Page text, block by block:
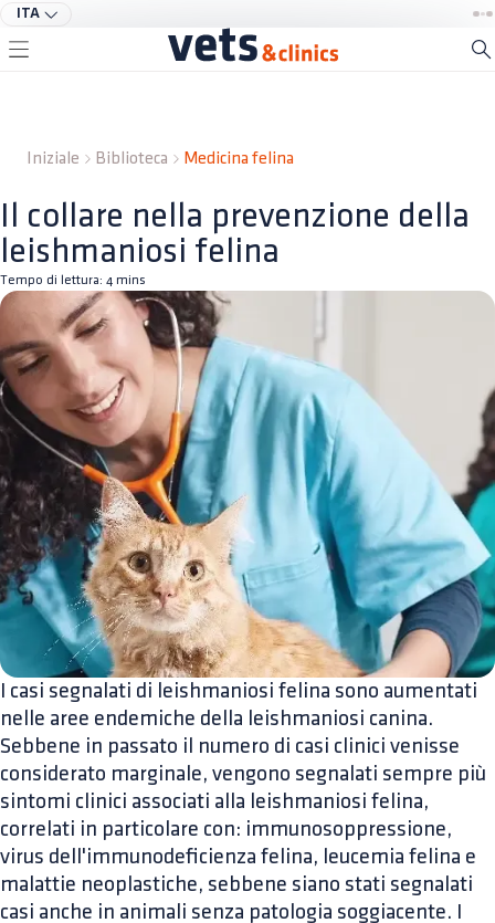
ITA
Iniziale Biblioteca Medicina felina
Il collare nella prevenzione della
leishmaniosi felina
Tempo di lettura: 4 mins
I casi segnalati di leishmaniosi felina sono aumentati
nelle aree endemiche della leishmaniosi canina.
Sebbene in passato il numero di casi clinici venisse
considerato marginale, vengono segnalati sempre più
sintomi clinici associati alla leishmaniosi felina,
correlati in particolare con: immunosoppressione,
virus dell'immunodeficienza felina, leucemia felina e
malattie neoplastiche, sebbene siano stati segnalati
casi anche in animali senza patologia soggiacente. I